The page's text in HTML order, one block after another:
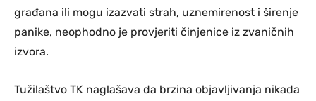
građana ili mogu izazvati strah, uznemirenost i širenje
panike, neophodno je provjeriti činjenice iz zvaničnih
izvora.
Tužilaštvo TK naglašava da brzina objavljivanja nikada